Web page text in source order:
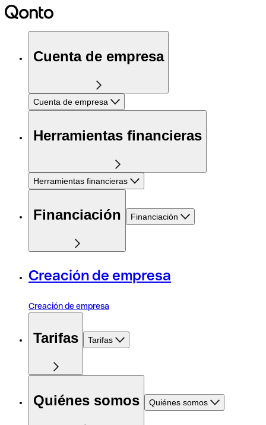
Cuenta de empresa
Cuenta de empresa
Herramientas financieras
Herramientas financieras
Financiación Financiación
Creación de empresa
Creación de empresa
Tarifas Tarifas
Quiénes somos Quiénes somos